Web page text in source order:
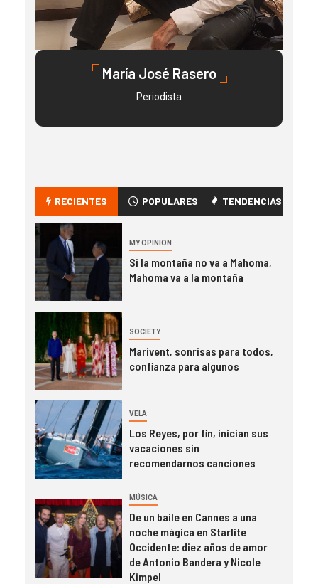
María José Rasero
Periodista
RECIENTES POPULARES TENDENCIAS
MY OPINION
Si la montaña no va a Mahoma,
Mahoma va a la montaña
SOCIETY
Marivent, sonrisas para todos,
confianza para algunos
VELA
Los Reyes, por fin, inician sus
vacaciones sin
recomendarnos canciones
MÚSICA
De un baile en Cannes a una
noche mágica en Starlite
Occidente: diez años de amor
de Antonio Bandera y Nicole
Kimpel